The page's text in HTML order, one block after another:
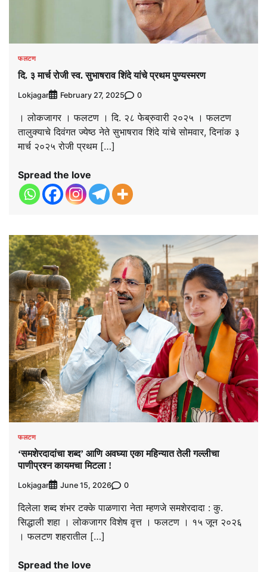
फलटण
दि. ३ मार्च रोजी स्व. सुभाषराव शिंदे यांचे प्रथम पुण्यस्मरण
Lokjagar February 27, 2025 0
। लोकजागर । फलटण । दि. २८ फेब्रुवारी २०२५ । फलटण
तालुक्याचे दिवंगत ज्येष्ठ नेते सुभाषराव शिंदे यांचे सोमवार, दिनांक ३
मार्च २०२५ रोजी प्रथम […]
Spread the love
फलटण
‘समशेरदादांचा शब्द’ आणि अवघ्या एका महिन्यात तेली गल्लीचा
पाणीप्रश्न कायमचा मिटला !
Lokjagar June 15, 2026 0
दिलेला शब्द शंभर टक्के पाळणारा नेता म्हणजे समशेरदादा : कु.
सिद्धाली शहा । लोकजागर विशेष वृत्त । फलटण । १५ जून २०२६
। फलटण शहरातील […]
Spread the love